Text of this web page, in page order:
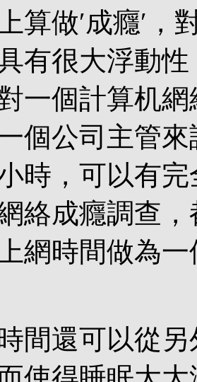
算做′成癮′
有很大浮動性
一個計算机
個公司主管來
時，可以有
絡成癮調查，
網時間做為
還可以從另